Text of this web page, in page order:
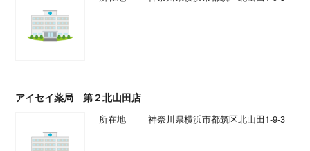
アイセイ薬局 第２北山田店
所在地 神奈川県横浜市都筑区北山田1-9-3